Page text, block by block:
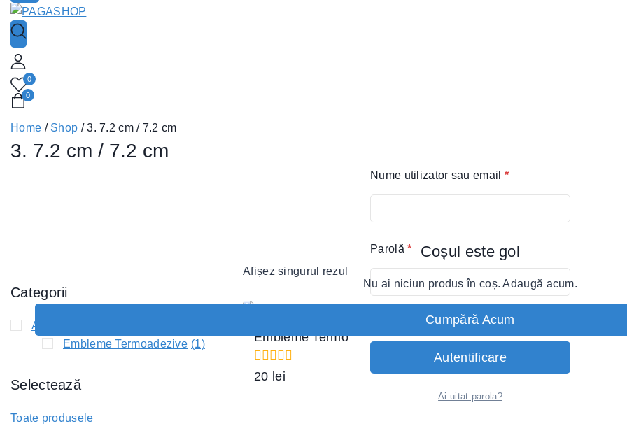
0
0
Home / Shop / 3. 7.2 cm / 7.2 cm
3. 7.2 cm / 7.2 cm
Afișez singurul rezultat
Embleme Termoadezive Cool Camper
0
20 lei
Selectează
Categorii
Accessories
Embleme Termoadezive (1)
Selectează
Toate produsele
Nume utilizator sau email *
Parolă*
Ține-mă minte
Autentificare
Ai uitat parola?
Coșul este gol
Nu ai niciun produs în coș. Adaugă acum.
Cumpără Acum